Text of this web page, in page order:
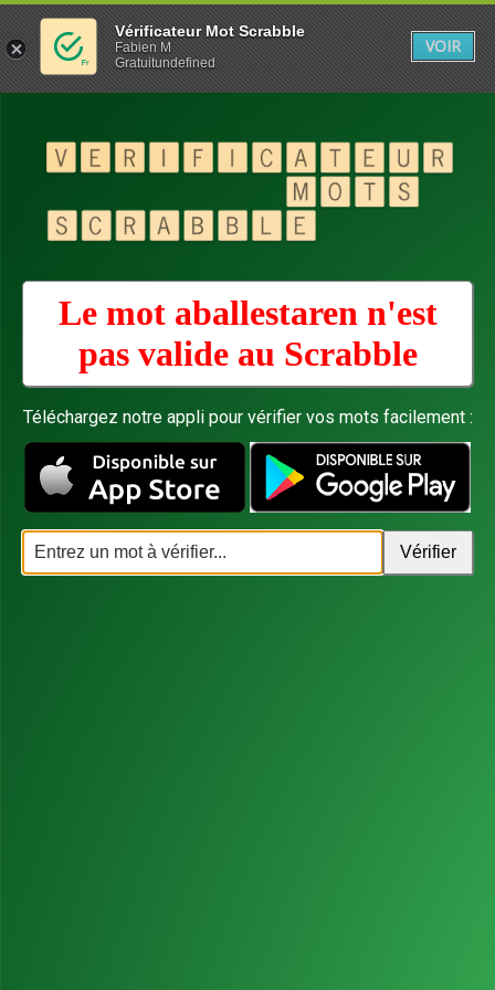
Le mot aballestaren n'est
pas valide au Scrabble
Téléchargez notre appli pour vérifier vos mots facilement :
Vérificateur Mot Scrabble
Fabien M
Gratuitundefined
VOIR